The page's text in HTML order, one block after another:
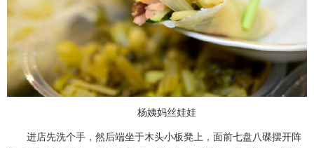
杨姨妈丝娃娃
进店先洗个手，然后端坐于木头小板凳上，面前七盘八碟摆开阵